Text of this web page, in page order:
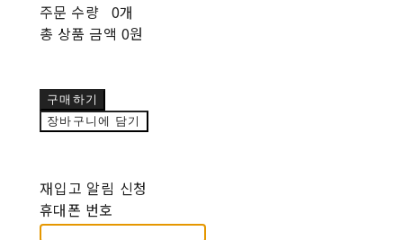
주문 수량 0개
총 상품 금액 0원
구매하기
장바구니에 담기
재입고 알림 신청
휴대폰 번호